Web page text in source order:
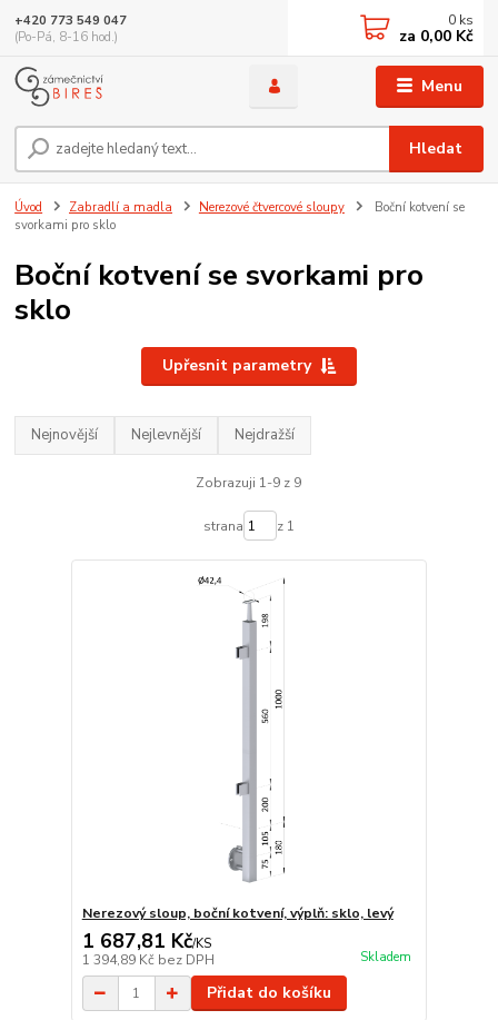
Menu
Hledat
+420 773 549 047
(Po-Pá, 8-16 hod.)
0 ks
za 0,00 Kč
Úvod Zabradlí a madla Nerezové čtvercové sloupy
Boční kotvení se
svorkami pro sklo
Boční kotvení se svorkami pro
sklo
Upřesnit parametry
Nejnovější Nejlevnější Nejdražší
Zobrazuji 1-9 z 9
strana z 1
Nerezový sloup, boční kotvení, výplň: sklo, levý
1 687,81 Kč/KS
1 394,89 Kč bez DPH Skladem
Přidat do košíku